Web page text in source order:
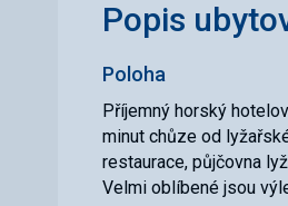
Popis
Poloha
Příjemný horský
minut chůze od
restaurace, půjčovna
Velmi oblíbené jsou